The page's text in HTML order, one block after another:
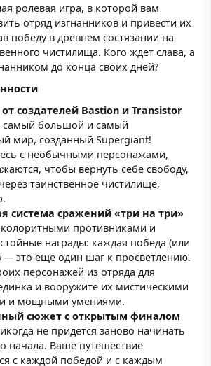
ролевая игра, в которой вам
отряд изгнанников и привести их
победу в древнем состязании на
чистилища. Кого ждет слава, а
до конца своих дней?
создателей Bastion и Transistor
самый большой и самый
мир, созданный Supergiant!
с необычными персонажами,
чтобы вернуть себе свободу,
таинственное чистилище,
система сражений «три на три»
колоритными противниками и
награды: каждая победа (или
— это еще один шаг к просветлению.
персонажей из отряда для
и вооружите их мистическими
и мощными умениями.
сюжет с открытым финалом
не придется заново начинать
начала. Ваше путешествие
с каждой победой и с каждым